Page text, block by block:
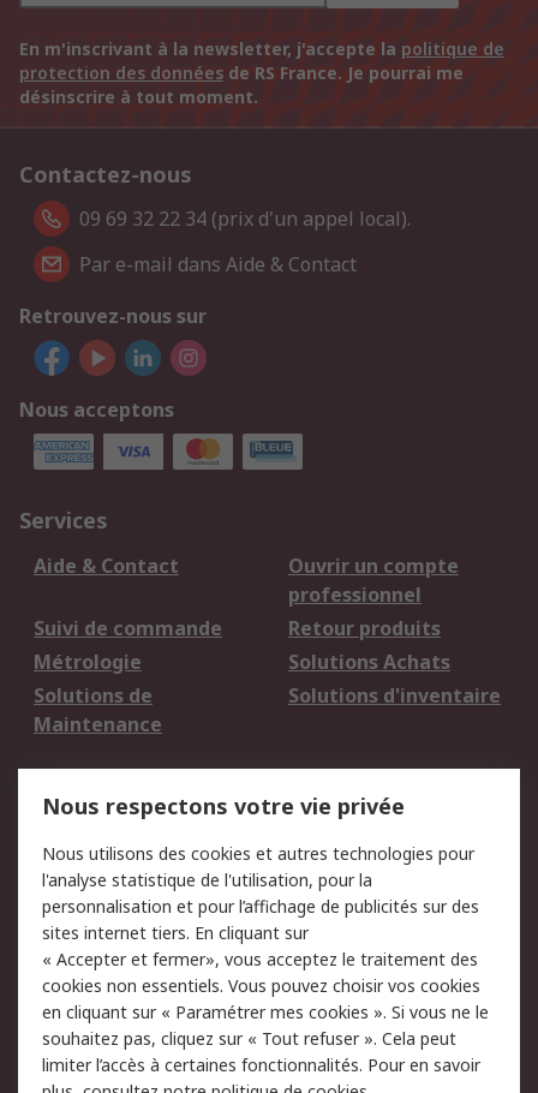
En m'inscrivant à la newsletter, j'accepte la politique de
protection des données de RS France. Je pourrai me
désinscrire à tout moment.
Contactez-nous
09 69 32 22 34 (prix d'un appel local).
Par e-mail dans Aide & Contact
Retrouvez-nous sur
Nous acceptons
Services
Aide & Contact
Ouvrir un compte
professionnel
Suivi de commande
Retour produits
Métrologie
Solutions Achats
Solutions de
Maintenance
Solutions d'inventaire
du site
Politique de protection
des données - Mise à
jour
Sécurité des E-mails
Conditions générales
de vente
Politique anti-
corruption
Campagnes marketing
Nous respectons votre vie privée
Nous utilisons des cookies et autres technologies pour
l'analyse statistique de l'utilisation, pour la
personnalisation et pour l’affichage de publicités sur des
sites internet tiers. En cliquant sur
« Accepter et fermer», vous acceptez le traitement des
cookies non essentiels. Vous pouvez choisir vos cookies
en cliquant sur « Paramétrer mes cookies ». Si vous ne le
souhaitez pas, cliquez sur « Tout refuser ». Cela peut
limiter l’accès à certaines fonctionnalités. Pour en savoir